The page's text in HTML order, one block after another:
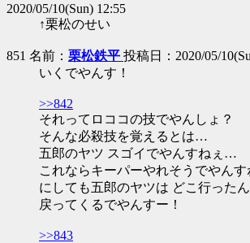
2020/05/10(Sun) 12:55
↑栗松のせい
851 名前： 栗松鉄平 投稿日：2020/05/
いくでやんす！
>>842
それってロココの技でやんしょ？
そんな必殺技を覚えるとは…
五郎のヤツ スゴイでやんすねぇ…
これならキーパーやれそうでやんす
にしても五郎のヤツは どこ行った
戻ってくるでやんすー！
>>843